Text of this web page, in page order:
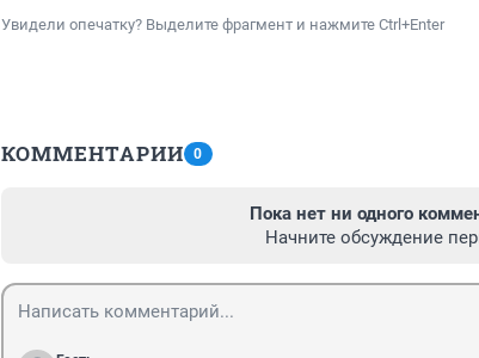
Увидели опечатку? Выделите фрагмент и нажмите Ctrl+Enter
КОММЕНТАРИИ 0
Пока нет ни одного
Начните обсуждение